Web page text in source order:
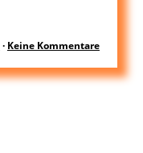
· Keine Kommentare